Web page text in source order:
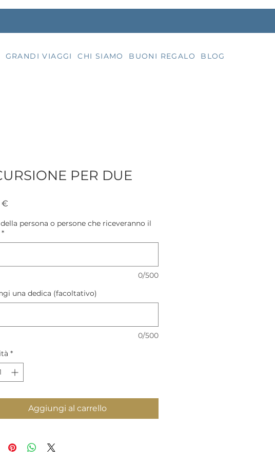
GRANDI VIAGGI CHI SIAMO BUONI REGALO BLOG
PER DUE
€
persona o persone che riceveranno il
*
0/500
una dedica (facoltativo)
0/500
*
Aggiungi al carrello